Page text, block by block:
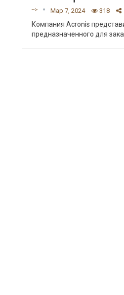
--> Мар 7, 2024 318
Компания Acronis
предназначенного для